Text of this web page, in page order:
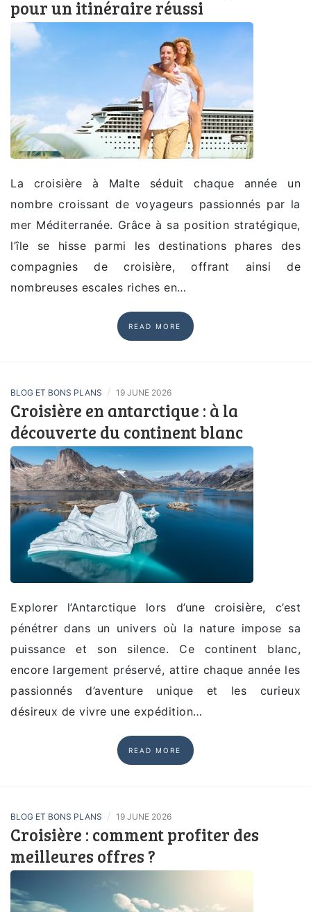
pour un itinéraire réussi
La croisière à Malte séduit chaque année un
nombre croissant de voyageurs passionnés par la
mer Méditerranée. Grâce à sa position stratégique,
l’île se hisse parmi les destinations phares des
compagnies de croisière, offrant ainsi de
nombreuses escales riches en…
READ MORE
BLOG ET BONS PLANS / 19 JUNE 2026
Croisière en antarctique : à la
découverte du continent blanc
Explorer l’Antarctique lors d’une croisière, c’est
pénétrer dans un univers où la nature impose sa
puissance et son silence. Ce continent blanc,
encore largement préservé, attire chaque année les
passionnés d’aventure unique et les curieux
désireux de vivre une expédition…
READ MORE
BLOG ET BONS PLANS / 19 JUNE 2026
Croisière : comment profiter des
meilleures offres ?